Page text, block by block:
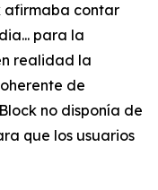
afirmaba contar
para la
realidad la
de
no disponía de
que los usuarios